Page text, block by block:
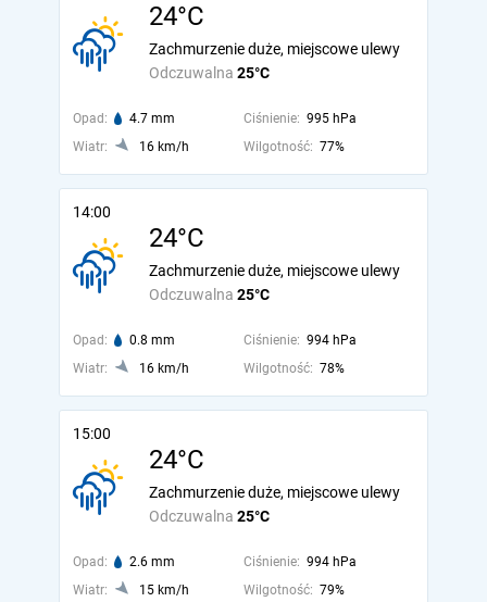
24°C
Odczuwalna 25°C
Zachmurzenie duże, miejscowe ulewy
Opad: 4.7 mm Ciśnienie: 995 hPa
Wiatr:
16 km/h Wilgotność: 77%
14:00
24°C
Odczuwalna 25°C
Zachmurzenie duże, miejscowe ulewy
Opad: 0.8 mm Ciśnienie: 994 hPa
Wiatr:
16 km/h Wilgotność: 78%
15:00
24°C
Odczuwalna 25°C
Zachmurzenie duże, miejscowe ulewy
Opad: 2.6 mm Ciśnienie: 994 hPa
Wiatr:
15 km/h Wilgotność: 79%